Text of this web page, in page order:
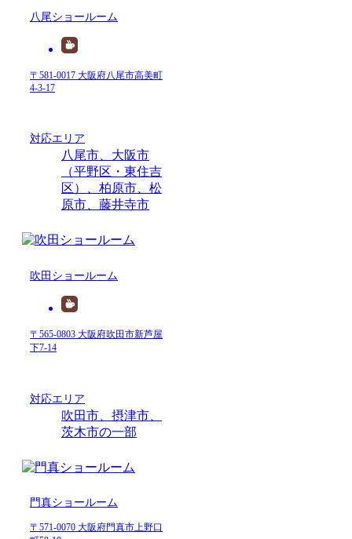
八尾ショールーム
〒581-0017 大阪府八尾市高美町
4-3-17
対応エリア
八尾市、大阪市
（平野区・東住吉
区）、柏原市、松
原市、藤井寺市
吹田ショールーム
〒565-0803 大阪府吹田市新芦屋
下7-14
対応エリア
吹田市、摂津市、
茨木市の一部
門真ショールーム
〒571-0070 大阪府門真市上野口